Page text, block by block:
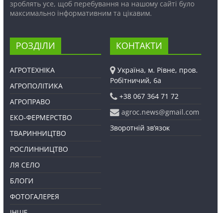
зроблять усе, щоб перебування на нашому сайті було
максимально інформативним та цікавим.
РОЗДІЛИ
АГРОТЕХНІКА
АГРОПОЛІТИКА
АГРОПРАВО
ЕКО-ФЕРМЕРСТВО
ТВАРИННИЦТВО
РОСЛИННИЦТВО
ЛЯ СЕЛО
БЛОГИ
ФОТОГАЛЕРЕЯ
КОНТАКТИ
Україна, м. Рівне, пров.
Робітничий, 6а
+38 067 364 71 72
agroc.news@gmail.com
Зворотній зв’язок